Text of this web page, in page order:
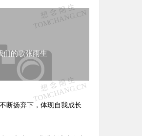
们的歌张雨生
断扬弃下，体现自我成长